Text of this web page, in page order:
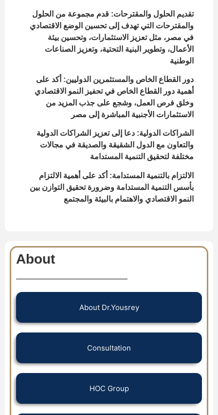
About
About Dr.Yousrey
Consultation
HOC Group
تقديم الحلول والمقترحات: قدم مجموعة من الحلول
والمقترحات التي تهدف إلى تحسين الوضع الاقتصادي
في مصر، مثل تعزيز الاستثمارات، وتحسين بيئة
الأعمال، وتطوير البنية التحتية، وتعزيز الصناعات
الوطنية
دور القطاع الخاص والمستثمرين الدوليين: أكد على
أهمية دور القطاع الخاص في تحفيز النمو الاقتصادي
وخلق فرص العمل، وشجع على جذب المزيد من
الاستثمارات الأجنبية المباشرة إلى مصر
الشراكات الدولية: دعا إلى تعزيز الشراكات الدولية
والتعاون مع الدول الشقيقة والصديقة في مجالات
مختلفة لتحقيق التنمية المستدامة
الالتزام بالتنمية المستدامة: أكد على أهمية الالتزام
بأسس التنمية المستدامة وضرورة تحقيق التوازن بين
النمو الاقتصادي والاهتمام بالبيئة والمجتمع